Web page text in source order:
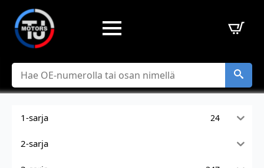
Hae
1-sarja 24
2-sarja